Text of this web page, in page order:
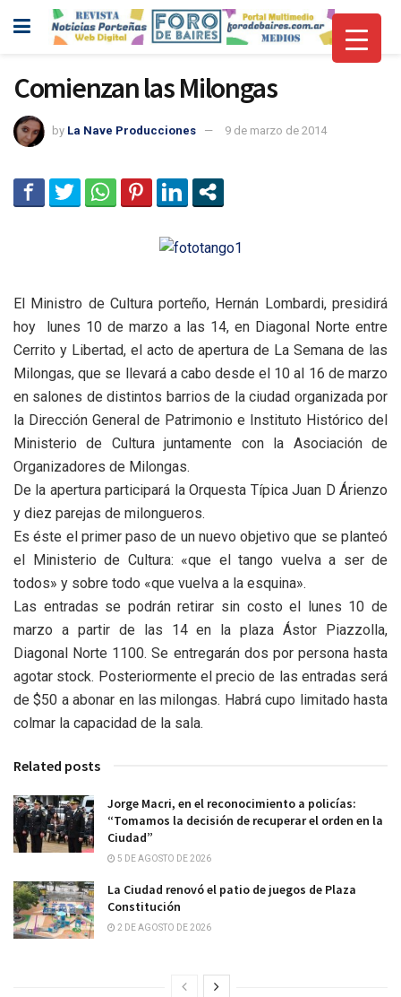
Comienzan las Milongas
by La Nave Producciones 9 de marzo de 2014
El Ministro de Cultura porteño, Hernán Lombardi, presidirá
hoy lunes 10 de marzo a las 14, en Diagonal Norte entre
Cerrito y Libertad, el acto de apertura de La Semana de las
Milongas, que se llevará a cabo desde el 10 al 16 de marzo
en salones de distintos barrios de la ciudad organizada por
la Dirección General de Patrimonio e Instituto Histórico del
Ministerio de Cultura juntamente con la Asociación de
Organizadores de Milongas.
De la apertura participará la Orquesta Típica Juan D Árienzo
y diez parejas de milongueros.
Es éste el primer paso de un nuevo objetivo que se planteó
el Ministerio de Cultura: «que el tango vuelva a ser de
todos» y sobre todo «que vuelva a la esquina».
Las entradas se podrán retirar sin costo el lunes 10 de
marzo a partir de las 14 en la plaza Ástor Piazzolla,
Diagonal Norte 1100. Se entregarán dos por persona hasta
agotar stock. Posteriormente el precio de las entradas será
de $50 a abonar en las milongas. Habrá cupo limitado hasta
colmar la capacidad de la sala.
Related posts
Jorge Macri, en el reconocimiento a policías:
“Tomamos la decisión de recuperar el orden en la
Ciudad”
5 DE AGOSTO DE 2026
La Ciudad renovó el patio de juegos de Plaza
Constitución
2 DE AGOSTO DE 2026